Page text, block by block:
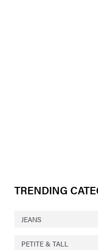
TRENDING
JEANS
PETITE & TALL